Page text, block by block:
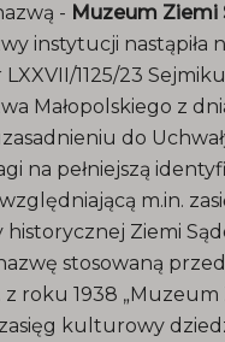
- Muzeum Ziemi
instytucji nastąpiła
LXXVII/1125/23 Sejmiku
Małopolskiego z
do
na pełniejszą
m.in.
Ziemi
stosowaną
roku 1938 „Muzeum
zasięg kulturowy